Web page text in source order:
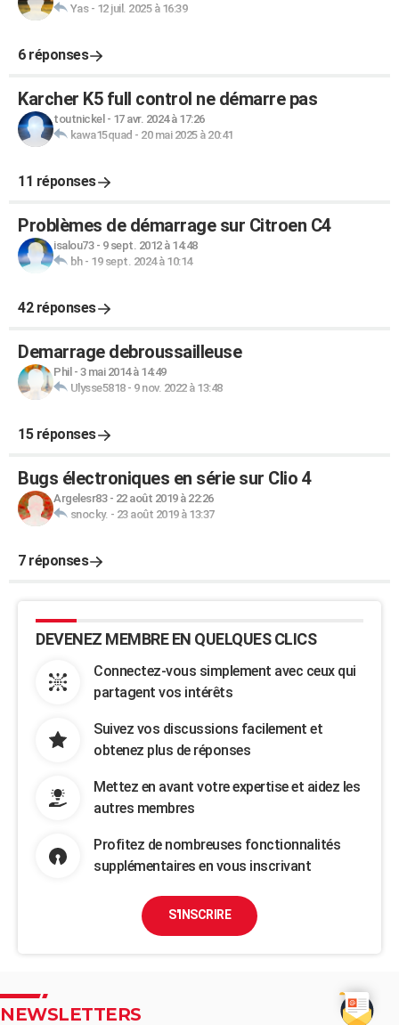
Yas- 12 juil. 2025 à 16:39
6 réponses
Karcher K5 full control ne démarre pas
toutnickel - 17 avr. 2024 à 17:26
kawa15quad - 20 mai 2025 à 20:41
11 réponses
Problèmes de démarrage sur Citroen C4
isalou73- 9 sept. 2012 à 14:48
bh- 19 sept. 2024 à 10:14
42 réponses
Demarrage debroussailleuse
Phil - 3 mai 2014 à 14:49
Ulysse5818- 9 nov. 2022 à 13:48
15 réponses
Bugs électroniques en série sur Clio 4
Argelesr83- 22 août 2019 à 22:26
snocky. - 23 août 2019 à 13:37
7 réponses
DEVENEZ MEMBRE EN QUELQUES CLICS
Connectez-vous simplement avec ceux qui
partagent vos intérêts
Suivez vos discussions facilement et
obtenez plus de réponses
Mettez en avant votre expertise et aidez les
autres membres
Profitez de nombreuses fonctionnalités
supplémentaires en vous inscrivant
S'INSCRIRE
NEWSLETTERS